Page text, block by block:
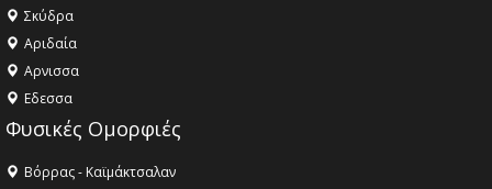
Σκύδρα
Αριδαία
Aρνισσα
Eδεσσα
Φυσικές Ομορφιές
Βόρρας - Καϊμάκτσαλαν